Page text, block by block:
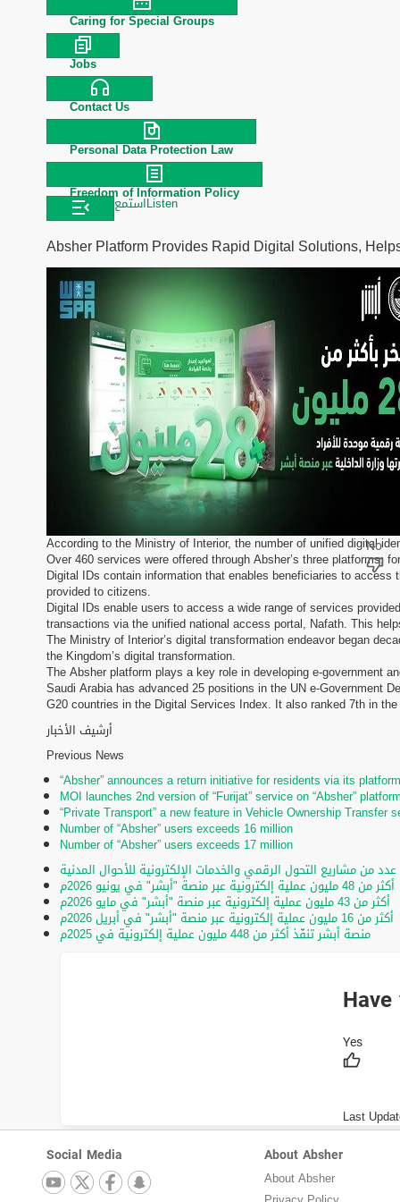
Caring for Special Groups
Jobs
Contact Us
Personal Data Protection Law
Freedom of Information Policy
استمعListen
Absher Platform Provides Rapid Digital Solutions,
According to the Ministry of Interior, the number of unified digital
Over 460 services were offered through Absher’s three platforms:
Digital IDs contain information that enables beneficiaries to
provided to citizens.
Digital IDs enable users to access a wide range of services
transactions via the unified national access portal, Nafath. This
The Ministry of Interior’s digital transformation endeavor began
the Kingdom’s digital transformation.
The Absher platform plays a key role in developing e-government
Saudi Arabia has advanced 25 positions in the UN e-Government
G20 countries in the Digital Services Index. It also ranked 7th in
أرشيف الأخبار
Previous News
“Absher” announces a return initiative for residents via its platform
MOI launches 2nd version of “Furijat” service on “Absher”
“Private Transport” a new feature in Vehicle Ownership Transfer
Number of “Absher” users exceeds 16 million
Number of “Absher” users exceeds 17 million
من مشاريع التحول الرقمي والخدمات الإلكترونية للأحوال المدنية
أكثر من 48 مليون عملية إلكترونية عبر منصة "أبشر" في يونيو 2026م
أكثر من 43 مليون عملية إلكترونية عبر منصة "أبشر" في مايو 2026م
أكثر من 16 مليون عملية إلكترونية عبر منصة "أبشر" في أبريل 2026م
منصة أبشر تنفّذ أكثر من 448 مليون عملية إلكترونية في 2025م
Last
Social Media About Absher
About Absher